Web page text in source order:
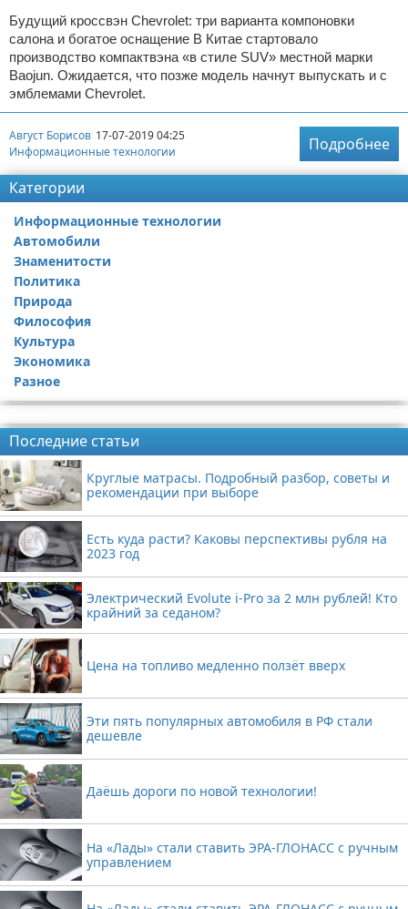
Будущий кроссвэн Chevrolet: три варианта компоновки
салона и богатое оснащение В Китае стартовало
производство компактвэна «в стиле SUV» местной марки
Baojun. Ожидается, что позже модель начнут выпускать и с
эмблемами Chevrolet.
Август Борисов 17-07-2019 04:25
Информационные технологии
Подробнее
Категории
Информационные технологии
Автомобили
Знаменитости
Политика
Природа
Философия
Культура
Экономика
Разное
Последние статьи
Круглые матрасы. Подробный разбор, советы и
рекомендации при выборе
Есть куда расти? Каковы перспективы рубля на
2023 год
Электрический Evolute i-Pro за 2 млн рублей! Кто
крайний за седаном?
Цена на топливо медленно ползёт вверх
Эти пять популярных автомобиля в РФ стали
дешевле
Даёшь дороги по новой технологии!
На «Лады» стали ставить ЭРА-ГЛОНАСС с ручным
управлением